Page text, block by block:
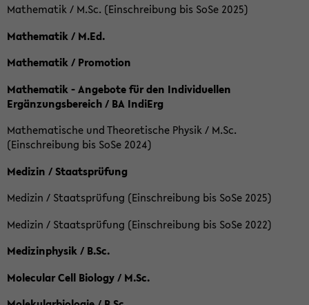
Mathematik / M.Sc. (Einschreibung bis SoSe 2025)
Mathematik / M.Ed.
Mathematik / Promotion
Mathematik - Angebote für den Individuellen
Ergänzungsbereich / BA IndiErg
Mathematische und Theoretische Physik / M.Sc.
(Einschreibung bis SoSe 2024)
Medizin / Staatsprüfung
Medizin / Staatsprüfung (Einschreibung bis SoSe 2025)
Medizin / Staatsprüfung (Einschreibung bis SoSe 2022)
Medizinphysik / B.Sc.
Molecular Cell Biology / M.Sc.